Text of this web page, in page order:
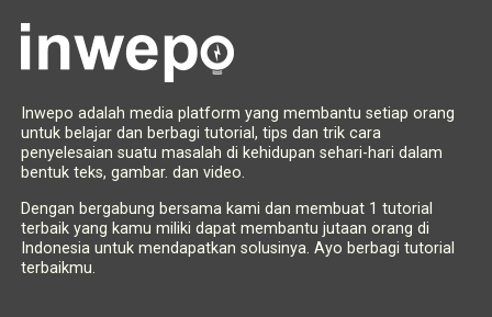
Inwepo adalah media platform yang membantu setiap orang
untuk belajar dan berbagi tutorial, tips dan trik cara
penyelesaian suatu masalah di kehidupan sehari-hari dalam
bentuk teks, gambar. dan video.
Dengan bergabung bersama kami dan membuat 1 tutorial
terbaik yang kamu miliki dapat membantu jutaan orang di
Indonesia untuk mendapatkan solusinya. Ayo berbagi tutorial
terbaikmu.